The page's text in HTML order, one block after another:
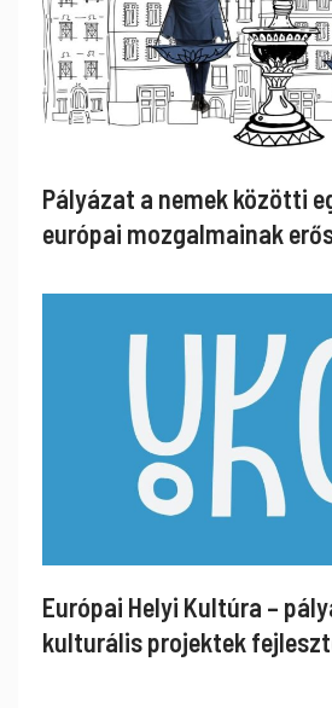
Pályázat a nemek közötti
európai mozgalmainak
Európai Helyi Kultúra –
kulturális projektek